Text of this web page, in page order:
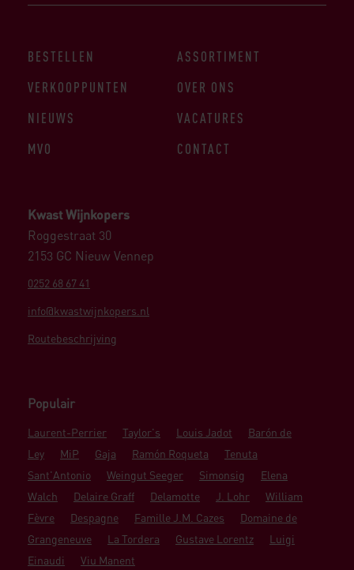
Kwast Wijnkopers
Roggestraat 30
2153 GC Nieuw Vennep
0252 68 67 41
info@kwastwijnkopers.nl
Routebeschrijving
Populair
Laurent-Perrier Taylor's Louis Jadot
Barón de
Ley
MiP Gaja Ramón Roqueta
Tenuta
Sant'Antonio
Weingut Seeger Simonsig
Elena
Walch
Delaire Graff Delamotte J. Lohr
William
Fèvre
Despagne Famille J.M. Cazes
Domaine de
Grangeneuve
La Tordera Gustave Lorentz
Luigi
Einaudi
Viu Manent
BESTELLEN
ASSORTIMENT
VERKOOPPUNTEN
OVER ONS
NIEUWS
VACATURES
MVO
CONTACT